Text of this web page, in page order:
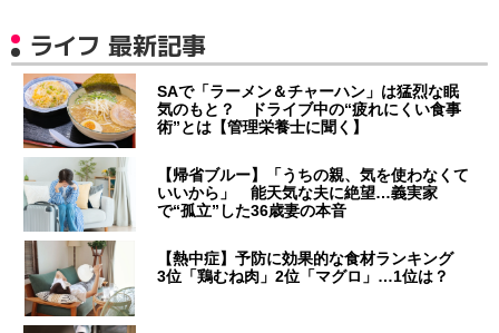
ライフ 最新記事
SAで「ラーメン＆チャーハン」は猛烈な眠
気のもと？ ドライブ中の“疲れにくい食事
術”とは【管理栄養士に聞く】
【帰省ブルー】「うちの親、気を使わなくて
いいから」 能天気な夫に絶望…義実家
で“孤立”した36歳妻の本音
【熱中症】予防に効果的な食材ランキング
3位「鶏むね肉」2位「マグロ」…1位は？